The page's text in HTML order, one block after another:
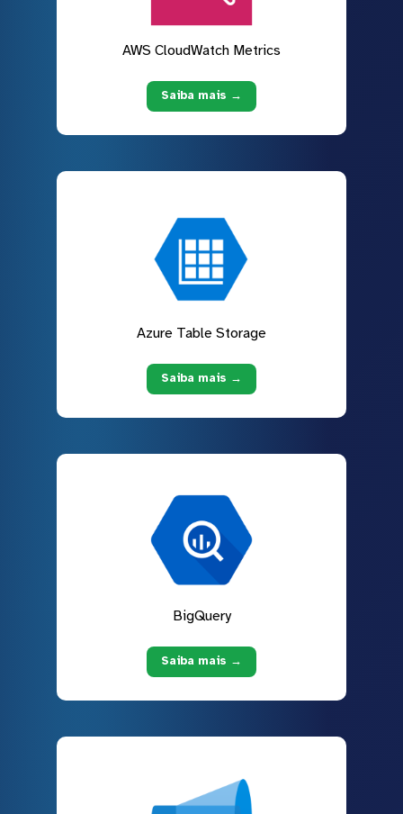
AWS CloudWatch Metrics
Saiba mais →
Azure Table Storage
Saiba mais →
BigQuery
Saiba mais →